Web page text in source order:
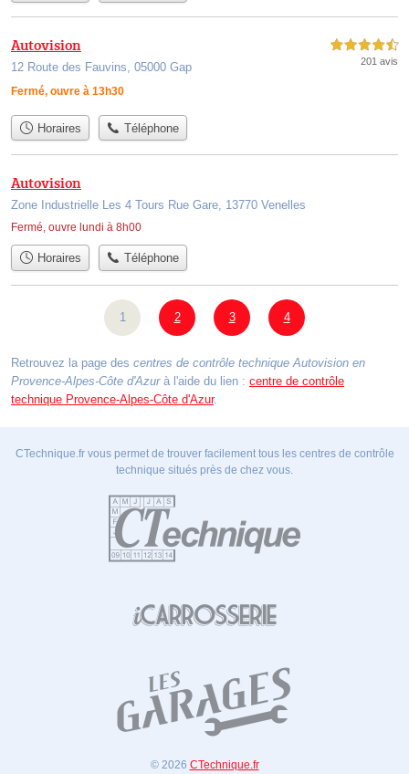
Autovision
12 Route des Fauvins, 05000 Gap
Fermé, ouvre à 13h30
4,5 étoiles sur 5
201 avis
Horaires Téléphone
Autovision
Zone Industrielle Les 4 Tours Rue Gare, 13770 Venelles
Fermé, ouvre lundi à 8h00
Horaires Téléphone
1 2 3 4
Retrouvez la page des centres de contrôle technique Autovision en
Provence-Alpes-Côte d'Azurà l'aide du lien : centre de contrôle
technique Provence-Alpes-Côte d'Azur.
CTechnique.fr vous permet de trouver facilement tous les centres de contrôle
technique situés près de chez vous.
© 2026 CTechnique.fr